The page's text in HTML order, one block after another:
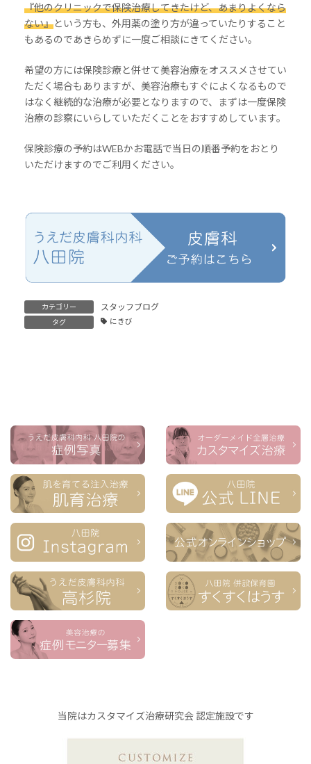
『他のクリニックで保険治療してきたけど、あまりよくなら
ない』という方も、外用薬の塗り方が違っていたりすること
もあるのであきらめずに一度ご相談にきてください。
希望の方には保険診療と併せて美容治療をオススメさせてい
ただく場合もありますが、美容治療もすぐによくなるもので
はなく継続的な治療が必要となりますので、まずは一度保険
治療の診察にいらしていただくことをおすすめしています。
保険診療の予約はWEBかお電話で当日の順番予約をおとり
いただけますのでご利用ください。
カテゴリー スタッフブログ
タグ にきび
当院はカスタマイズ治療研究会 認定施設です